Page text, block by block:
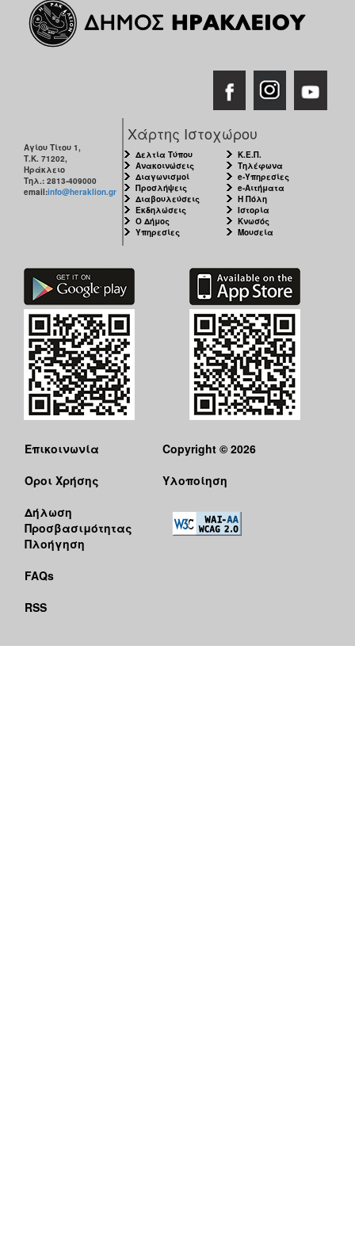
Αγίου Τίτου 1,
Τ.Κ. 71202,
Ηράκλειο
Τηλ.: 2813-409000
email:info@heraklion.gr
Χάρτης Ιστοχώρου
Δελτία Τύπου
Ανακοινώσεις
Διαγωνισμοί
Προσλήψεις
Διαβουλεύσεις
Εκδηλώσεις
Ο Δήμος
Υπηρεσίες
Κ.Ε.Π.
Τηλέφωνα
e-Υπηρεσίες
e-Αιτήματα
Η Πόλη
Ιστορία
Κνωσός
Μουσεία
Επικοινωνία
Όροι Χρήσης
Δήλωση
Προσβασιμότητας
Πλοήγηση
FAQs
RSS
Copyright © 2026
Υλοποίηση